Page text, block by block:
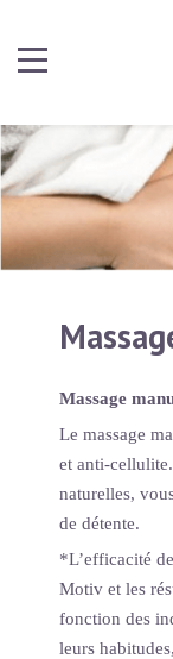
Massage
Le massage
et anti-
naturelles,
de détente.
*L’efficacité
Motiv et les
fonction des
leurs